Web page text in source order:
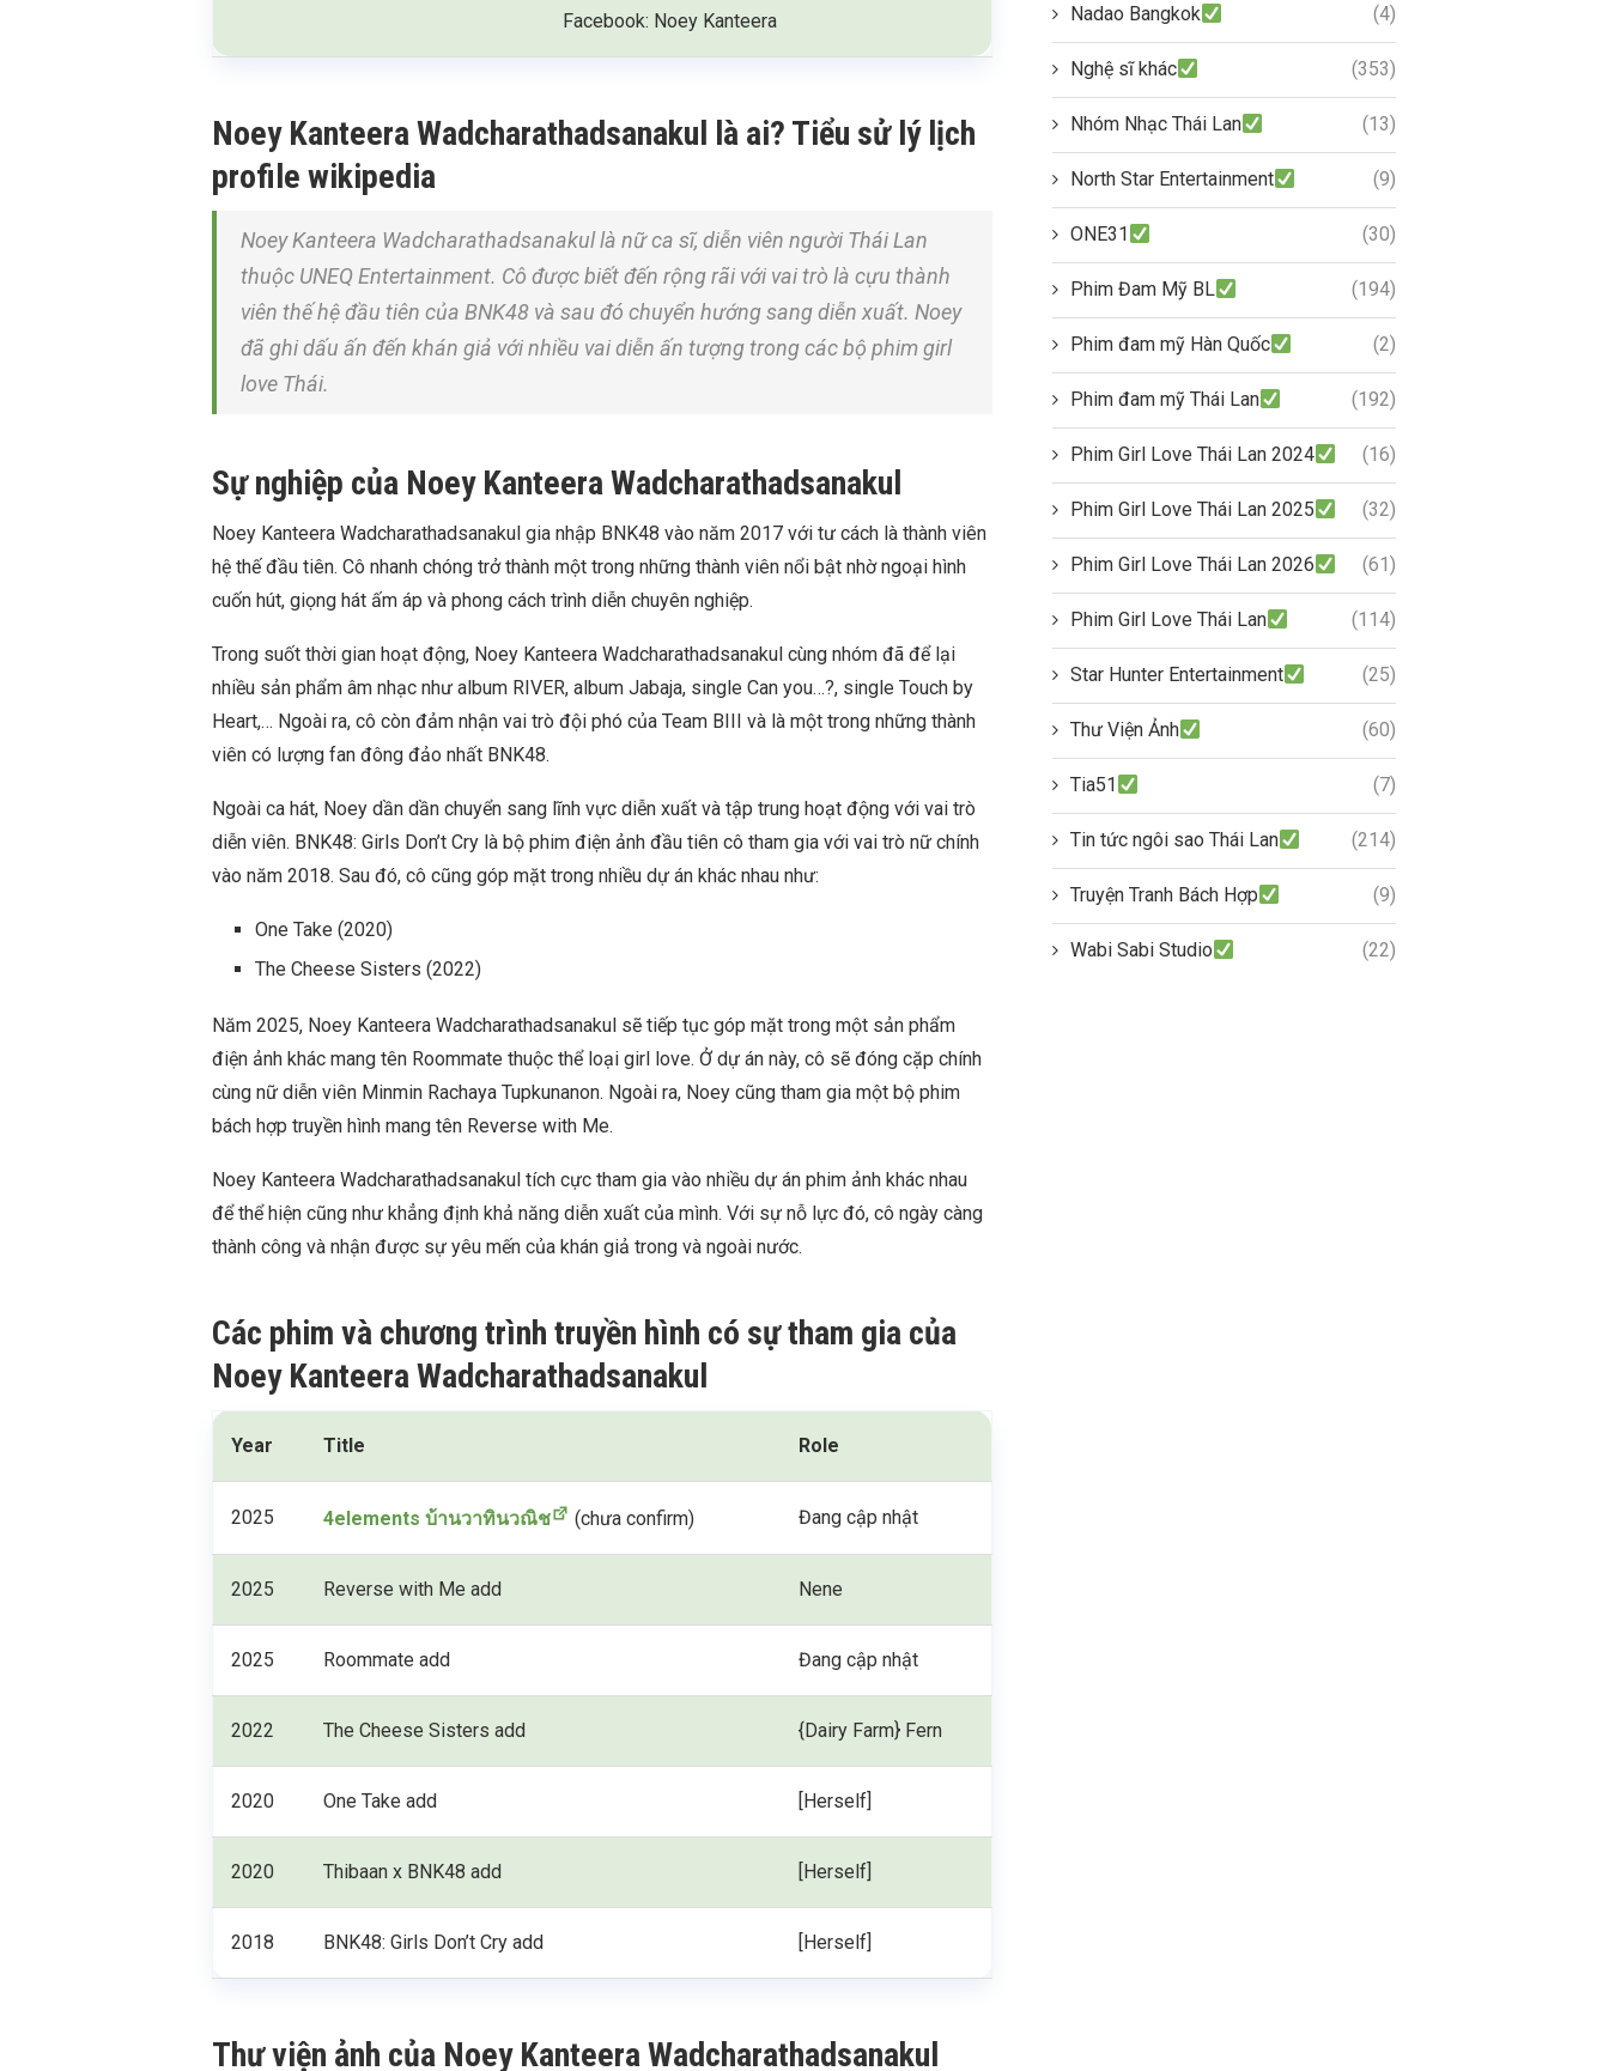
Facebook: Noey Kanteera
Noey Kanteera Wadcharathadsanakul là ai? Tiểu sử lý lịch
profile wikipedia
Noey Kanteera Wadcharathadsanakul là nữ ca sĩ, diễn viên người Thái Lan
thuộc UNEQ Entertainment. Cô được biết đến rộng rãi với vai trò là cựu thành
viên thế hệ đầu tiên của BNK48 và sau đó chuyển hướng sang diễn xuất. Noey
đã ghi dấu ấn đến khán giả với nhiều vai diễn ấn tượng trong các bộ phim girl
love Thái.
Sự nghiệp của Noey Kanteera Wadcharathadsanakul
Noey Kanteera Wadcharathadsanakul gia nhập BNK48 vào năm 2017 với tư cách là thành viên
hệ thế đầu tiên. Cô nhanh chóng trở thành một trong những thành viên nổi bật nhờ ngoại hình
cuốn hút, giọng hát ấm áp và phong cách trình diễn chuyên nghiệp.
Trong suốt thời gian hoạt động, Noey Kanteera Wadcharathadsanakul cùng nhóm đã để lại
nhiều sản phẩm âm nhạc như album RIVER, album Jabaja, single Can you…?, single Touch by
Heart,… Ngoài ra, cô còn đảm nhận vai trò đội phó của Team BIII và là một trong những thành
viên có lượng fan đông đảo nhất BNK48.
Ngoài ca hát, Noey dần dần chuyển sang lĩnh vực diễn xuất và tập trung hoạt động với vai trò
diễn viên. BNK48: Girls Don’t Cry là bộ phim điện ảnh đầu tiên cô tham gia với vai trò nữ chính
vào năm 2018. Sau đó, cô cũng góp mặt trong nhiều dự án khác nhau như:
One Take (2020)
The Cheese Sisters (2022)
Năm 2025, Noey Kanteera Wadcharathadsanakul sẽ tiếp tục góp mặt trong một sản phẩm
điện ảnh khác mang tên Roommate thuộc thể loại girl love. Ở dự án này, cô sẽ đóng cặp chính
cùng nữ diễn viên Minmin Rachaya Tupkunanon. Ngoài ra, Noey cũng tham gia một bộ phim
bách hợp truyền hình mang tên Reverse with Me.
Noey Kanteera Wadcharathadsanakul tích cực tham gia vào nhiều dự án phim ảnh khác nhau
để thể hiện cũng như khẳng định khả năng diễn xuất của mình. Với sự nỗ lực đó, cô ngày càng
thành công và nhận được sự yêu mến của khán giả trong và ngoài nước.
Các phim và chương trình truyền hình có sự tham gia của
Noey Kanteera Wadcharathadsanakul
Year Title Role
2025 4elements บ้านวาทินวณิช (chưa confirm) Đang cập nhật
2025 Reverse with Me add Nene
2025 Roommate add Đang cập nhật
2022 The Cheese Sisters add {Dairy Farm} Fern
2020 One Take add [Herself]
2020 Thibaan x BNK48 add [Herself]
2018 BNK48: Girls Don’t Cry add [Herself]
Thư viện ảnh của Noey Kanteera Wadcharathadsanakul
Nadao Bangkok (4)
Nghệ sĩ khác (353)
Nhóm Nhạc Thái Lan (13)
North Star Entertainment (9)
ONE31 (30)
Phim Đam Mỹ BL (194)
Phim đam mỹ Hàn Quốc (2)
Phim đam mỹ Thái Lan (192)
Phim Girl Love Thái Lan 2024 (16)
Phim Girl Love Thái Lan 2025 (32)
Phim Girl Love Thái Lan 2026 (61)
Phim Girl Love Thái Lan (114)
Star Hunter Entertainment (25)
Thư Viện Ảnh (60)
Tia51 (7)
Tin tức ngôi sao Thái Lan (214)
Truyện Tranh Bách Hợp (9)
Wabi Sabi Studio (22)